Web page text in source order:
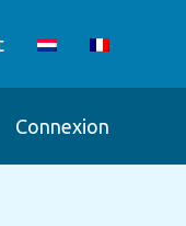
Connexion